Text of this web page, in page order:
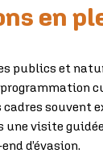
en
publics et
visite
d’évasion.